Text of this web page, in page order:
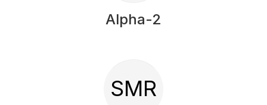
Alpha-2
SMR